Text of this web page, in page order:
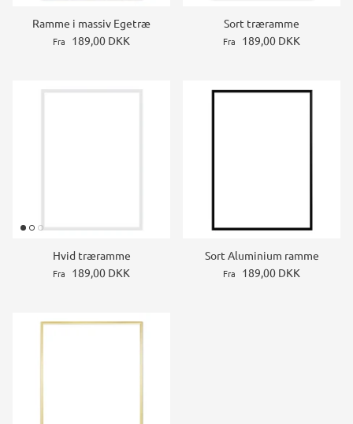
Ramme i massiv Egetræ
Fra 189,00 DKK
Sort træramme
Fra 189,00 DKK
Hvid træramme
Fra 189,00 DKK
Sort Aluminium ramme
Fra 189,00 DKK